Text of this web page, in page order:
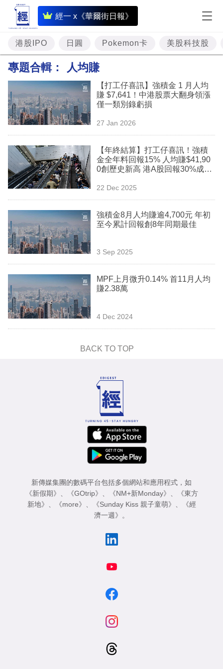
經一 x《華爾街日報》
即
時
財
經
題
投
資
樓
市
理
商
業
科
技
職
場
生
港股IPO 日圓 Pokemon卡 美股科技股
專題合輯： 人均賺
【打工仔喜訊】強積金 1 月人均
賺 $7,641！中港股票大翻身領漲
僅一類別錄虧損
27 Jan 2026
【年終結算】打工仔喜訊！強積
金全年料回報15% 人均賺$41,90
0創歷史新高 港A股回報30%成大
22 Dec 2025
強積金8月人均賺逾4,700元 年初
至今累計回報創8年同期最佳
3 Sep 2025
MPF上月微升0.14% 首11月人均
賺2.38萬
4 Dec 2024
BACK TO TOP
新傳媒集團的數碼平台包括多個網站和應用程式，如
《新假期》 、 《GOtrip》 、 《NM+新Monday》 、
《東方
新地》 、 《more》 、 《Sunday Kiss 親子童萌》 、
《經
濟一週》 。